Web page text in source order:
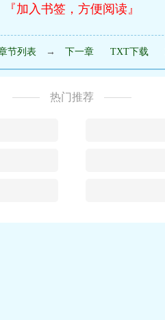
『加入书签，方便阅读』
节列表 → 下一章 TXT下载
热门推荐